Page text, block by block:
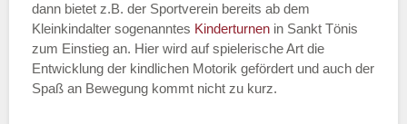
Kontakt E-Mail
dann bietet z.B. der Sportverein bereits ab dem
Kleinkindalter sogenanntes Kinderturnen in Sankt Tönis
zum Einstieg an. Hier wird auf spielerische Art die
Entwicklung der kindlichen Motorik gefördert und auch der
Spaß an Bewegung kommt nicht zu kurz.